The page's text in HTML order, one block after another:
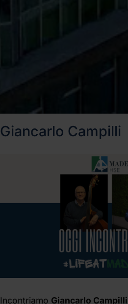
Giancarlo Campilli
Incontriamo Giancarlo Campilli